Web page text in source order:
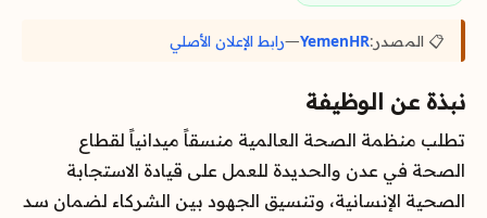
📋 المصدر:YemenHR
—رابط الإعلان الأصلي
نبذة عن الوظيفة
تطلب منظمة الصحة العالمية منسقاً ميدانياً لقطاع
الصحة في عدن والحديدة للعمل على قيادة الاستجابة
الصحية الإنسانية، وتنسيق الجهود بين الشركاء لضمان سد